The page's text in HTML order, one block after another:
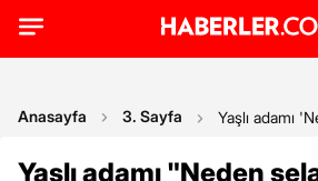
Anasayfa 3. Sayfa Yaşlı adamı
Yaşlı adamı "Neden